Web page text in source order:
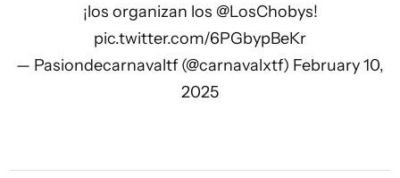
¡los organizan los @LosChobys!
pic.twitter.com/6PGbypBeKr
— Pasiondecarnavaltf (@carnavalxtf) February 10,
2025